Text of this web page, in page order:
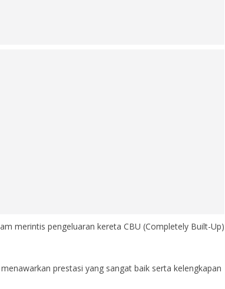
merintis pengeluaran kereta CBU (Completely Built-Up)
prestasi yang sangat baik serta kelengkapan